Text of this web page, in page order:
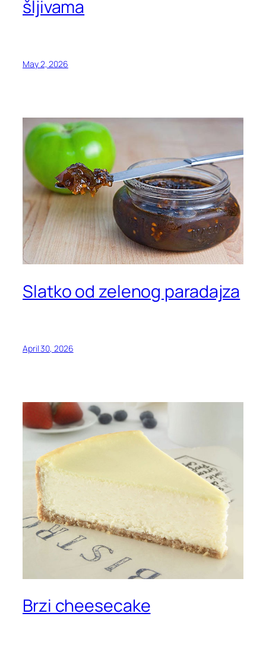
šljivama
May 2, 2026
Slatko od zelenog paradajza
April 30, 2026
Brzi cheesecake